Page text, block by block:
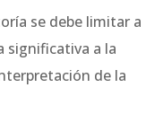
se debe limitar a
significativa a la
de la